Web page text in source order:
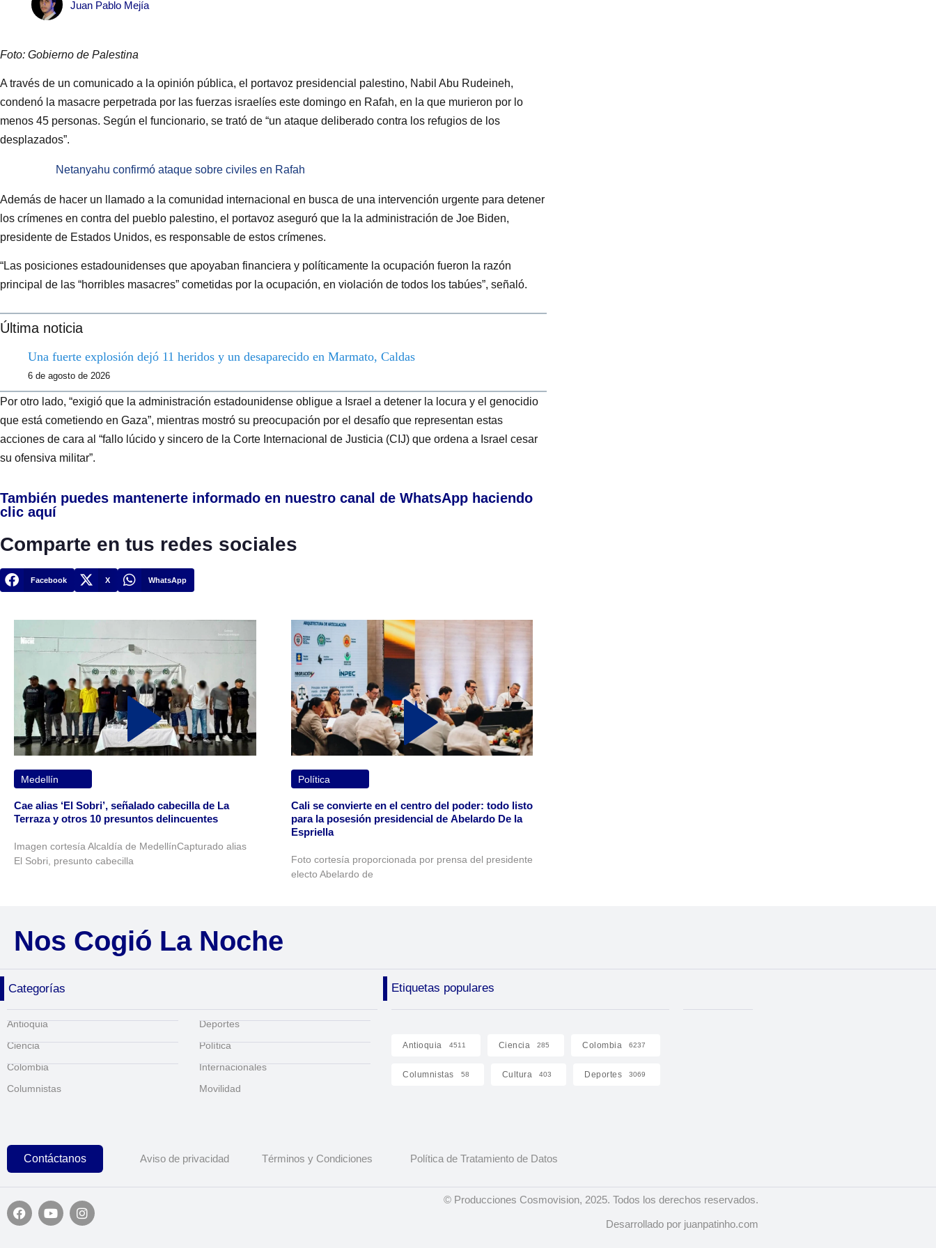
Juan Pablo Mejía
Foto: Gobierno de Palestina
A través de un comunicado a la opinión pública, el portavoz presidencial palestino, Nabil Abu Rudeineh,
condenó la masacre perpetrada por las fuerzas israelíes este domingo en Rafah, en la que murieron por lo
menos 45 personas. Según el funcionario, se trató de “un ataque deliberado contra los refugios de los
desplazados”.
Netanyahu confirmó ataque sobre civiles en Rafah
Además de hacer un llamado a la comunidad internacional en busca de una intervención urgente para detener
los crímenes en contra del pueblo palestino, el portavoz aseguró que la la administración de Joe Biden,
presidente de Estados Unidos, es responsable de estos crímenes.
“Las posiciones estadounidenses que apoyaban financiera y políticamente la ocupación fueron la razón
principal de las “horribles masacres” cometidas por la ocupación, en violación de todos los tabúes”, señaló.
Última noticia
Una fuerte explosión dejó 11 heridos y un desaparecido en Marmato, Caldas
6 de agosto de 2026
Por otro lado, “exigió que la administración estadounidense obligue a Israel a detener la locura y el genocidio
que está cometiendo en Gaza”, mientras mostró su preocupación por el desafío que representan estas
acciones de cara al “fallo lúcido y sincero de la Corte Internacional de Justicia (CIJ) que ordena a Israel cesar
su ofensiva militar”.
También puedes mantenerte informado en nuestro canal de WhatsApp haciendo
clic aquí
Comparte en tus redes sociales
Facebook X WhatsApp
Medellín
Cae alias ‘El Sobri’, señalado cabecilla de La
Terraza y otros 10 presuntos delincuentes
Imagen cortesía Alcaldía de MedellínCapturado alias
El Sobri, presunto cabecilla
Política
Cali se convierte en el centro del poder: todo listo
para la posesión presidencial de Abelardo De la
Espriella
Foto cortesía proporcionada por prensa del presidente
electo Abelardo de
Nos Cogió La Noche
Categorías Etiquetas populares
Antioquia
Ciencia
Colombia
Columnistas
Deportes
Política
Internacionales
Movilidad
Antioquia 4511 Ciencia 285 Colombia 6237
Columnistas 58 Cultura 403 Deportes 3069
Contáctanos Aviso de privacidad Términos y Condiciones Política de Tratamiento de Datos
© Producciones Cosmovision, 2025. Todos los derechos reservados.
Desarrollado por juanpatinho.com